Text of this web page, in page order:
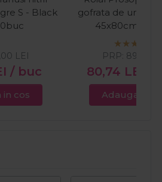
S - Black
/ buc
LEI
in cos
gofrata de unica
45x80cm
80,74 LEI
PRP: 89,89
Adauga in